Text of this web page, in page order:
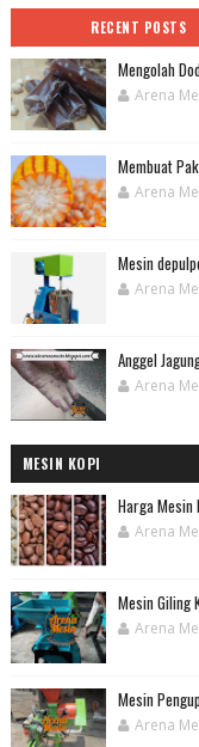
RECENT POSTS
Mengolah
Arena
Membuat
Arena
Mesin
Arena
Anggel
Arena
MESIN KOPI
Harga Mesin
Arena
Mesin Giling
Arena
Mesin
Arena